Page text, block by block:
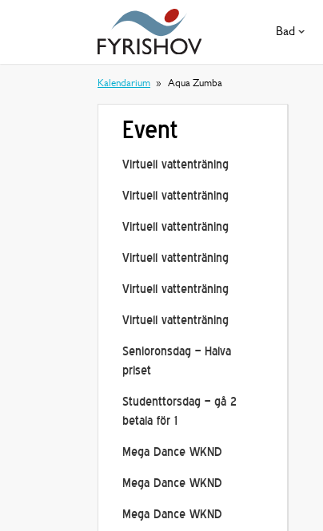
Bad
Kalendarium Aqua Zumba
Event
Virtuell vattenträning
Virtuell vattenträning
Virtuell vattenträning
Virtuell vattenträning
Virtuell vattenträning
Virtuell vattenträning
Senioronsdag – Halva
priset
Studenttorsdag – gå 2
betala för 1
Mega Dance WKND
Mega Dance WKND
Mega Dance WKND